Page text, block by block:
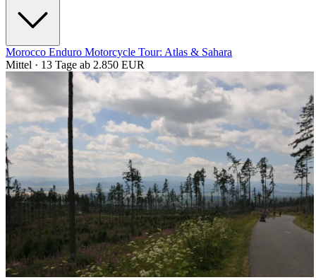
Morocco Enduro Motorcycle Tour: Atlas & Sahara
Mittel · 13 Tage ab 2.850 EUR